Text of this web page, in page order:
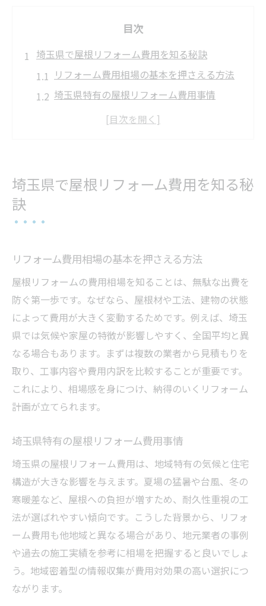
目次
埼玉県で屋根リフォーム費用を知る秘訣
リフォーム費用相場の基本を押さえる方法
埼玉県特有の屋根リフォーム費用事情
屋根リフォーム費用の内訳を徹底解説
ト
リフォーム時に見逃せない屋根劣化のサイ
屋根リフォームの工法別メリットと選び方
耐用年数を意識したリフォームタイミング
屋根材ごとのリフォーム適正と注意点
リフォーム会社選びで重視すべきポイント
屋根リフォーム体験談から学ぶ失敗しない
選択
リフォームで安心を得る埼玉県の屋根事情
響
リフォームで安心を得るための施工管理
地元密着リフォーム業者の選び方と信頼性
屋根修理の悪徳業者を見極める注意点
リフォーム後の保証内容とアフターサービ
埼玉県の屋根リフォーム最新トレンド紹介
最適な屋根リフォーム時期はいつがベストか
埼玉県で屋根リフォーム費用を知る秘
訣
リフォーム費用相場の基本を押さえる方法
屋根リフォームの費用相場を知ることは、無駄な出費を
防ぐ第一歩です。なぜなら、屋根材や工法、建物の状態
によって費用が大きく変動するためです。例えば、埼玉
県では気候や家屋の特徴が影響しやすく、全国平均と異
なる場合もあります。まずは複数の業者から見積もりを
取り、工事内容や費用内訳を比較することが重要です。
これにより、相場感を身につけ、納得のいくリフォーム
計画が立てられます。
埼玉県特有の屋根リフォーム費用事情
埼玉県の屋根リフォーム費用は、地域特有の気候と住宅
構造が大きな影響を与えます。夏場の猛暑や台風、冬の
寒暖差など、屋根への負担が増すため、耐久性重視の工
法が選ばれやすい傾向です。こうした背景から、リフォ
ーム費用も他地域と異なる場合があり、地元業者の事例
や過去の施工実績を参考に相場を把握すると良いでしょ
う。地域密着型の情報収集が費用対効果の高い選択につ
ながります。